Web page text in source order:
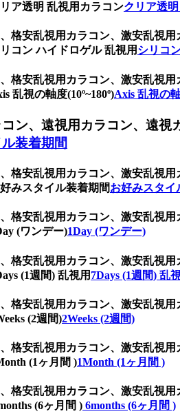
ア透明 乱視用カラコンクリア透
格安乱視用カラコン、激安乱視
コン ハイドロゲル 乱視用 シリコ
格安乱視用カラコン、激安乱視
乱視の軸度(10º~180º)Axis 乱視の
ン、遠視用カラコン、遠視
装着期間
格安乱視用カラコン、激安乱視
みスタイル装着期間お好みスタイ
格安乱視用カラコン、激安乱視
(ワンデー)1Day (ワンデー)
格安乱視用カラコン、激安乱視
(1週間) 乱視用 7Days (1週間) 乱
格安乱視用カラコン、激安乱視
(2週間)2Weeks (2週間)
格安乱視用カラコン、激安乱視
(1ヶ月間 )1Month (1ヶ月間 )
格安乱視用カラコン、激安乱視
(6ヶ月間 ) 6months (6ヶ月間 )